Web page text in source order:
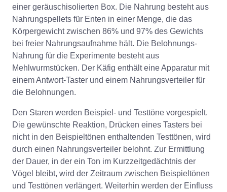
einer geräuschisolierten Box. Die Nahrung besteht aus
Nahrungspellets für Enten in einer Menge, die das
Körpergewicht zwischen 86% und 97% des Gewichts
bei freier Nahrungsaufnahme hält. Die Belohnungs-
Nahrung für die Experimente besteht aus
Mehlwurmstücken. Der Käfig enthält eine Apparatur mit
einem Antwort-Taster und einem Nahrungsverteiler für
die Belohnungen.
Den Staren werden Beispiel- und Testtöne vorgespielt.
Die gewünschte Reaktion, Drücken eines Tasters bei
nicht in den Beispieltönen enthaltenden Testtönen, wird
durch einen Nahrungsverteiler belohnt. Zur Ermittlung
der Dauer, in der ein Ton im Kurzzeitgedächtnis der
Vögel bleibt, wird der Zeitraum zwischen Beispieltönen
und Testtönen verlängert. Weiterhin werden der Einfluss